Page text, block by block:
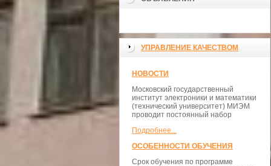
УПРАВЛЕНИЕ КАЧЕСТВОМ
НОВОСТИ
Московский государственный
институт электроники и математики
(технический университет) МИЭМ
проводит постоянный набор
Подробнее...
ОСОБЕННОСТИ ОБУЧЕНИЯ
Срок обучения по программе